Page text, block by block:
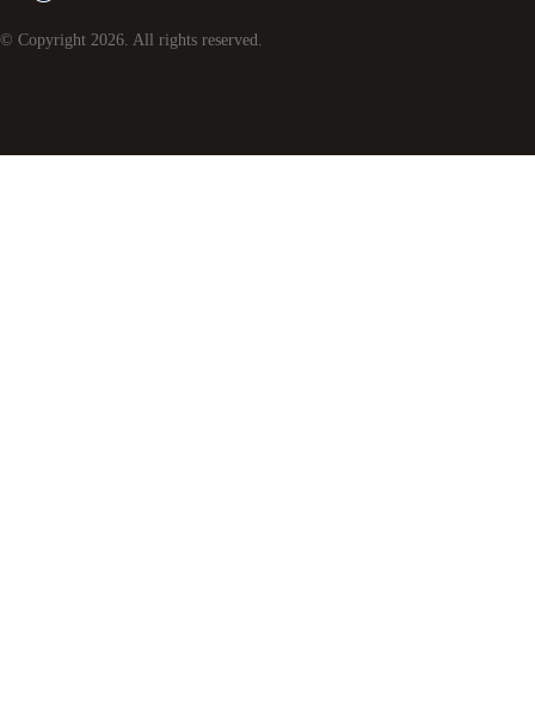
© Copyright 2026 . All rights reserved.